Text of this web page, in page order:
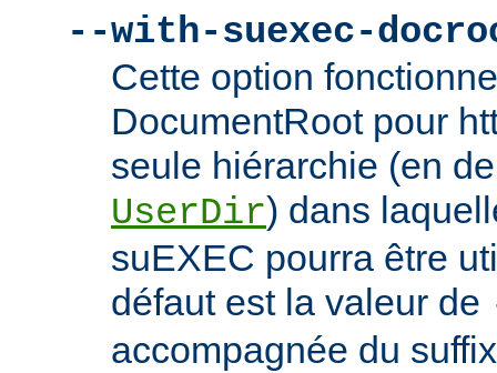
--with-suexec-
Cette option
DocumentRoot pour
seule hiérarchie (en
UserDir) dans
suEXEC pourra être
défaut est la valeur de
accompagnée du